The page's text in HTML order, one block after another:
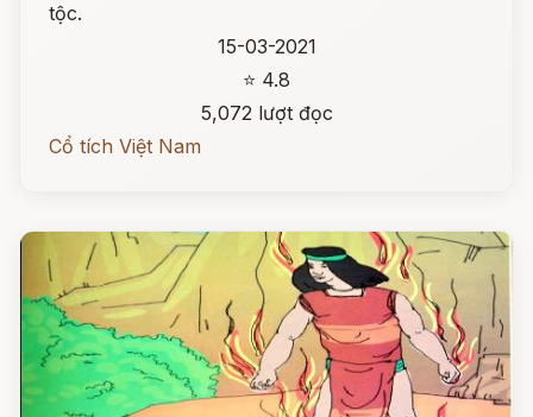
tộc.
15-03-2021
⭐ 4.8
5,072 lượt đọc
Cổ tích Việt Nam